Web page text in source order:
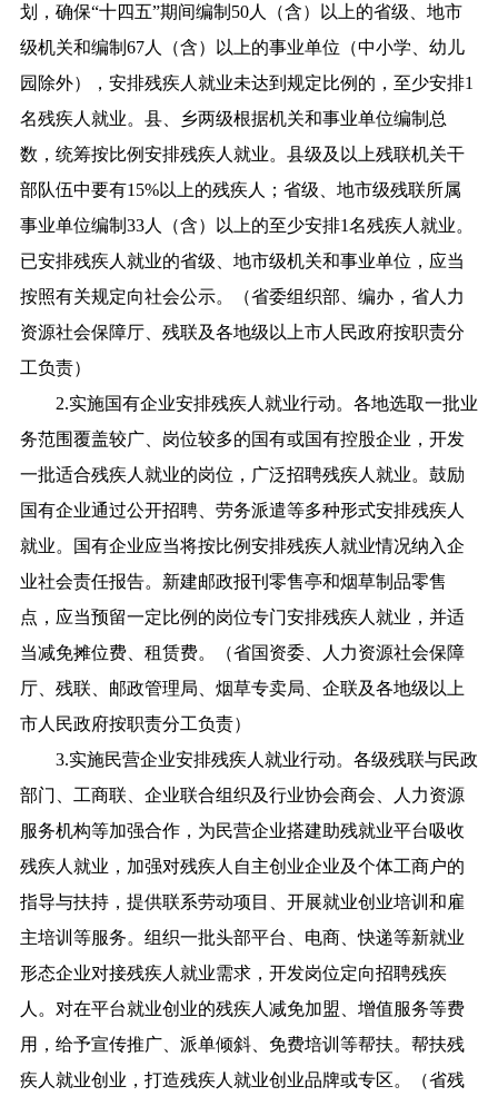
划，确保“十四五”期间编制50人（含）以上的省级、地市
级机关和编制67人（含）以上的事业单位（中小学、幼儿
园除外），安排残疾人就业未达到规定比例的，至少安排1
名残疾人就业。县、乡两级根据机关和事业单位编制总
数，统筹按比例安排残疾人就业。县级及以上残联机关干
部队伍中要有15%以上的残疾人；省级、地市级残联所属
事业单位编制33人（含）以上的至少安排1名残疾人就业。
已安排残疾人就业的省级、地市级机关和事业单位，应当
按照有关规定向社会公示。（省委组织部、编办，省人力
资源社会保障厅、残联及各地级以上市人民政府按职责分
工负责）
2.实施国有企业安排残疾人就业行动。各地选取一批业
务范围覆盖较广、岗位较多的国有或国有控股企业，开发
一批适合残疾人就业的岗位，广泛招聘残疾人就业。鼓励
国有企业通过公开招聘、劳务派遣等多种形式安排残疾人
就业。国有企业应当将按比例安排残疾人就业情况纳入企
业社会责任报告。新建邮政报刊零售亭和烟草制品零售
点，应当预留一定比例的岗位专门安排残疾人就业，并适
当减免摊位费、租赁费。（省国资委、人力资源社会保障
厅、残联、邮政管理局、烟草专卖局、企联及各地级以上
市人民政府按职责分工负责）
3.实施民营企业安排残疾人就业行动。各级残联与民政
部门、工商联、企业联合组织及行业协会商会、人力资源
服务机构等加强合作，为民营企业搭建助残就业平台吸收
残疾人就业，加强对残疾人自主创业企业及个体工商户的
指导与扶持，提供联系劳动项目、开展就业创业培训和雇
主培训等服务。组织一批头部平台、电商、快递等新就业
形态企业对接残疾人就业需求，开发岗位定向招聘残疾
人。对在平台就业创业的残疾人减免加盟、增值服务等费
用，给予宣传推广、派单倾斜、免费培训等帮扶。帮扶残
疾人就业创业，打造残疾人就业创业品牌或专区。（省残